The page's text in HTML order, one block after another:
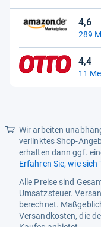
Produktart 2
Prokuktart 2
Sternen
4,6
4,6
von
289
4,4
4,4
von
11
Wir arbeiten
verlinktes Shop-
erhalten dann ggf.
Erfahren Sie, wie
Alle Preise sind
Umsatzsteuer.
berechnet.
Versandkosten, die